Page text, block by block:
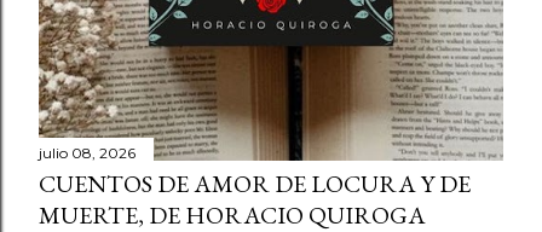
julio 08, 2026
CUENTOS DE AMOR DE LOCURA Y DE
MUERTE, DE HORACIO QUIROGA